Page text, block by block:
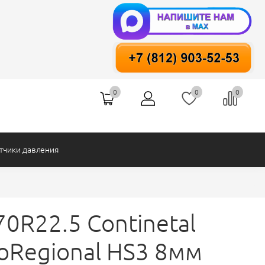
0 0 0
давления
Continetal
HS3 8мм